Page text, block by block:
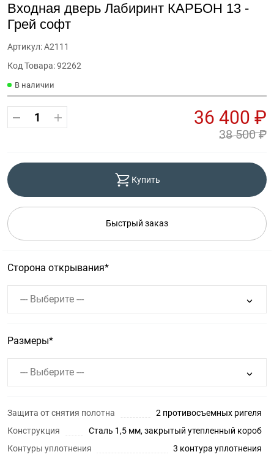
Входная дверь Лабиринт КАРБОН 13 -
Грей софт
Артикул: А2111
Код Товара: 92262
В наличии
36 400 ₽
38 500 ₽
Купить
Быстрый заказ
Сторона открывания
--- Выберите ---
Размеры
--- Выберите ---
Защита от снятия полотна
2 противосъемных ригеля
Конструкция
Сталь 1,5 мм, закрытый утепленный короб
Контуры уплотнения
3 контура уплотнения